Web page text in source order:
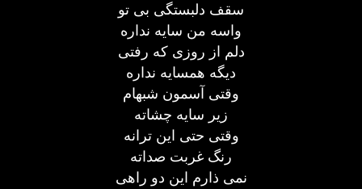
سقف دلبستگی بی تو
واسه من سایه نداره
دلم از روزی که رفتی
دیگه همسایه نداره
وقتی آسمون شبهام
زیر سایه چشاته
وقتی حتی این ترانه
رنگ غربت صداته
نمی ذارم این دو راهی